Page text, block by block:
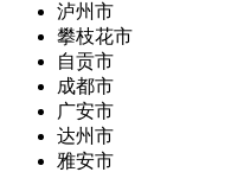
泸州市
攀枝花市
自贡市
成都市
广安市
达州市
雅安市